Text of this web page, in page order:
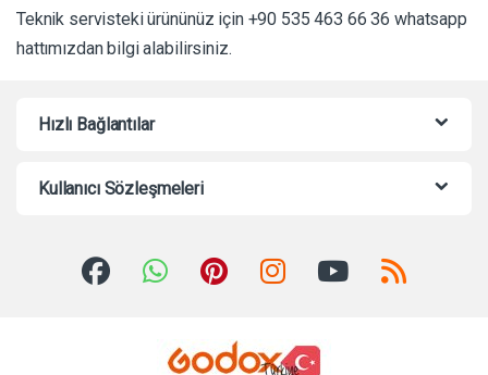
Teknik servisteki ürününüz için +90 535 463 66 36 whatsapp
hattımızdan bilgi alabilirsiniz.
Hızlı Bağlantılar
Kullanıcı Sözleşmeleri